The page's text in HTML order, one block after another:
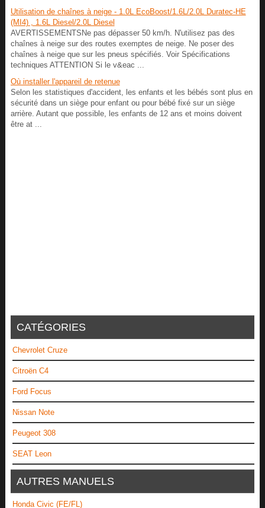
Utilisation de chaînes à neige - 1.0L EcoBoost/1.6L/2.0L Duratec-HE
(MI4) , 1.6L Diesel/2.0L Diesel
AVERTISSEMENTSNe pas dépasser 50 km/h. N'utilisez pas des
chaînes à neige sur des routes exemptes de neige. Ne poser des
chaînes à neige que sur les pneus spécifiés. Voir Spécifications
techniques ATTENTION Si le v&eac ...
Où installer l'appareil de retenue
Selon les statistiques d'accident, les enfants et les bébés sont plus en
sécurité dans un siège pour enfant ou pour bébé fixé sur un siège
arrière. Autant que possible, les enfants de 12 ans et moins doivent
être at ...
CATÉGORIES
Chevrolet Cruze
Citroën C4
Ford Focus
Nissan Note
Peugeot 308
SEAT Leon
AUTRES MANUELS
Honda Civic (FE/FL)